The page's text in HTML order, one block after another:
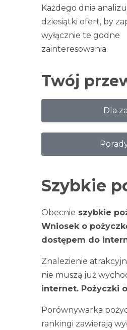
Każdego dnia
dziesiątki ofert, by
wyłącznie te godne
zainteresowania.
Twój
Dla
Szybkie
Obecnie szybkie
Wniosek o
dostępem do
Znalezienie
nie muszą już
internet. Pożyczki
Porównywarka
rankingi zawierają